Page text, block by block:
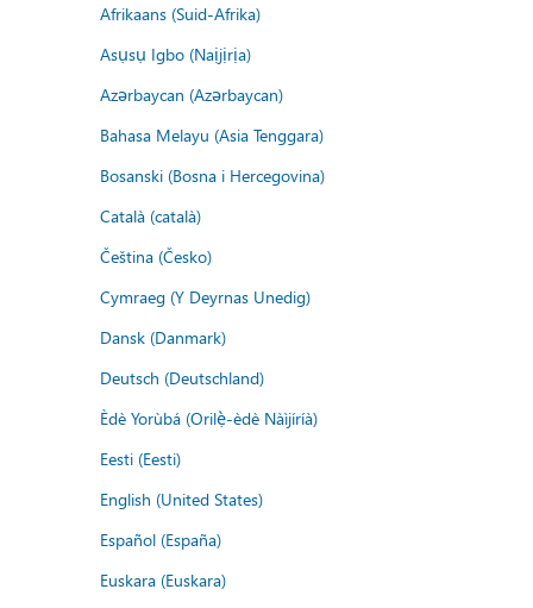
Afrikaans (Suid-Afrika)
Asụsụ Igbo (Naịjịrịa)
Azərbaycan (Azərbaycan)
Bahasa Melayu (Asia Tenggara)
Bosanski (Bosna i Hercegovina)
Català (català)
Čeština (Česko)
Cymraeg (Y Deyrnas Unedig)
Dansk (Danmark)
Deutsch (Deutschland)
Èdè Yorùbá (Orilẹ̀-èdè Nàìjíríà)
Eesti (Eesti)
English (United States)
Español (España)
Euskara (Euskara)